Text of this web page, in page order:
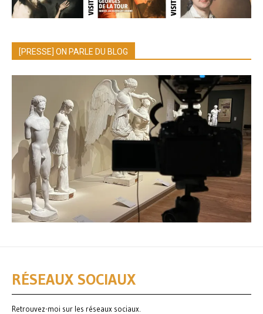
[PRESSE] ON PARLE DU BLOG
RÉSEAUX SOCIAUX
Retrouvez-moi sur les réseaux sociaux.